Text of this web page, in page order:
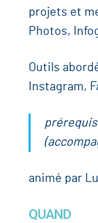
projets et
Photos,
Outils
Instagram,
animé par
QUAND